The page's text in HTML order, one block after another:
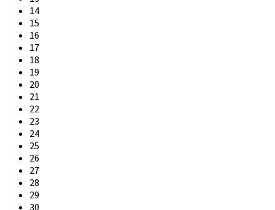
14
15
16
17
18
19
20
21
22
23
24
25
26
27
28
29
30